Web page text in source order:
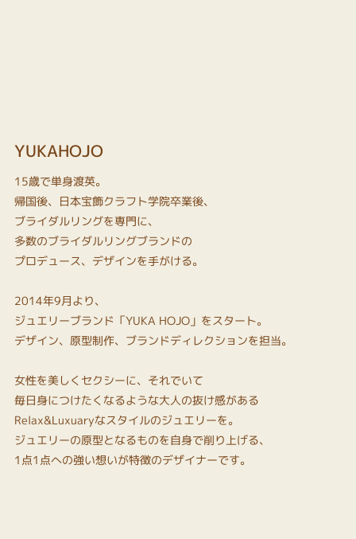
YUKAHOJO
15歳で単身渡英。
帰国後、日本宝飾クラフト学院卒業後、
ブライダルリングを専門に、
多数のブライダルリングブランドの
プロデュース、デザインを手がける。
2014年9月より、
ジュエリーブランド「YUKA HOJO」をスタート。
デザイン、原型制作、ブランドディレクションを担当。
女性を美しくセクシーに、それでいて
毎日身につけたくなるような大人の抜け感がある
Relax&Luxuaryなスタイルのジュエリーを。
ジュエリーの原型となるものを自身で削り上げる、
1点1点への強い想いが特徴のデザイナーです。